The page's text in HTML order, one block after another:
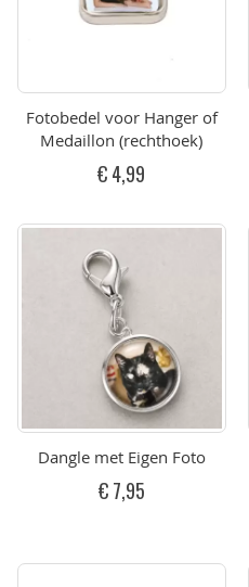
Fotobedel voor Hanger of
Medaillon (rechthoek)
€ 4,99
Dangle met Eigen Foto
€ 7,95